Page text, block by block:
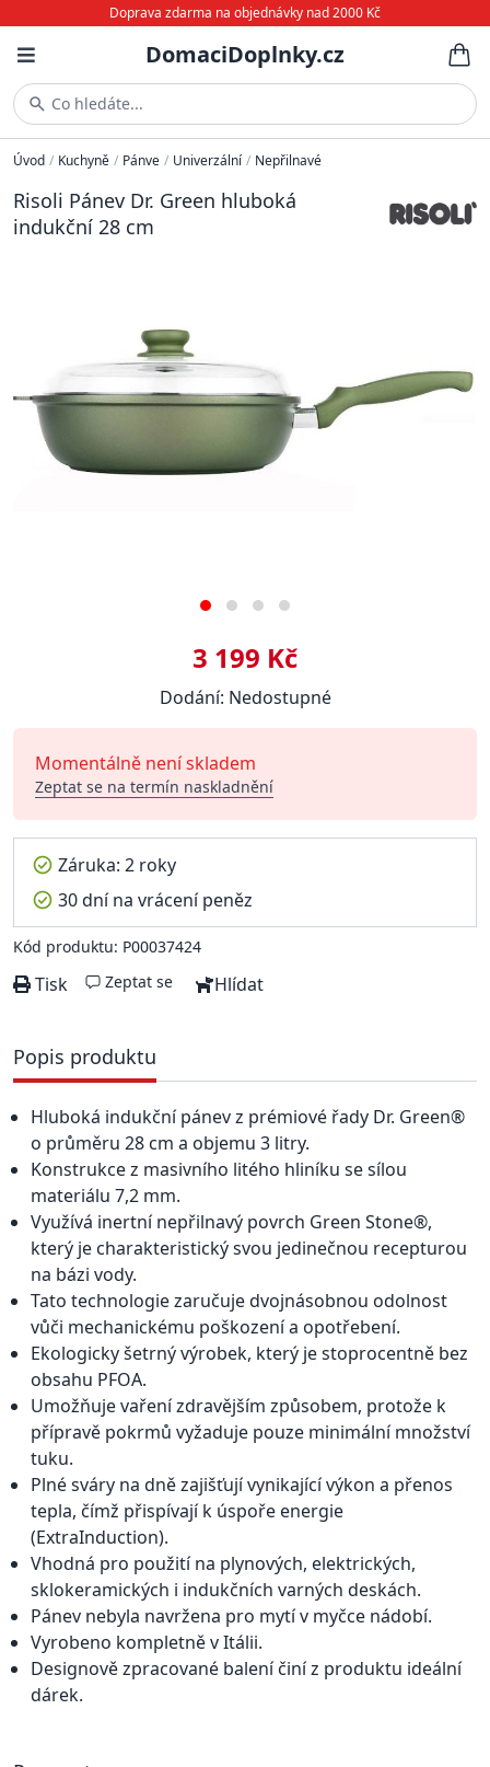
Doprava zdarma na objednávky nad 2000 Kč
DomaciDoplnky.cz
Co hledáte...
Úvod / Kuchyně / Pánve / Univerzální / Nepřilnavé
Risoli Pánev Dr. Green hluboká
indukční 28 cm
3 199 Kč
Dodání: Nedostupné
Momentálně není skladem
Zeptat se na termín naskladnění
Záruka: 2 roky
30 dní na vrácení peněz
Kód produktu: P00037424
Tisk Zeptat se Hlídat
Popis produktu
Hluboká indukční pánev z prémiové řady Dr. Green®
o průměru 28 cm a objemu 3 litry.
Konstrukce z masivního litého hliníku se sílou
materiálu 7,2 mm.
Využívá inertní nepřilnavý povrch Green Stone®,
který je charakteristický svou jedinečnou recepturou
na bázi vody.
Tato technologie zaručuje dvojnásobnou odolnost
vůči mechanickému poškození a opotřebení.
Ekologicky šetrný výrobek, který je stoprocentně bez
obsahu PFOA.
Umožňuje vaření zdravějším způsobem, protože k
přípravě pokrmů vyžaduje pouze minimální množství
tuku.
Plné sváry na dně zajišťují vynikající výkon a přenos
tepla, čímž přispívají k úspoře energie
(ExtraInduction).
Vhodná pro použití na plynových, elektrických,
sklokeramických i indukčních varných deskách.
Pánev nebyla navržena pro mytí v myčce nádobí.
Vyrobeno kompletně v Itálii.
Designově zpracované balení činí z produktu ideální
dárek.